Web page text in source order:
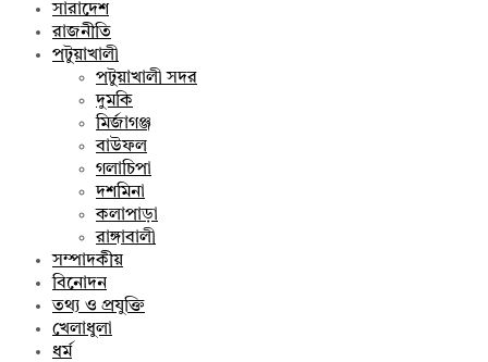
সারাদেশ
রাজনীতি
পটুয়াখালী
পটুয়াখালী সদর
দুমকি
মির্জাগঞ্জ
বাউফল
গলাচিপা
দশমিনা
কলাপাড়া
রাঙ্গাবালী
সম্পাদকীয়
বিনোদন
তথ্য ও প্রযুক্তি
খেলাধুলা
ধর্ম